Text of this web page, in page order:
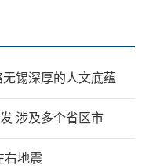
锡深厚的人文底蕴
涉及多个省区市
右地震